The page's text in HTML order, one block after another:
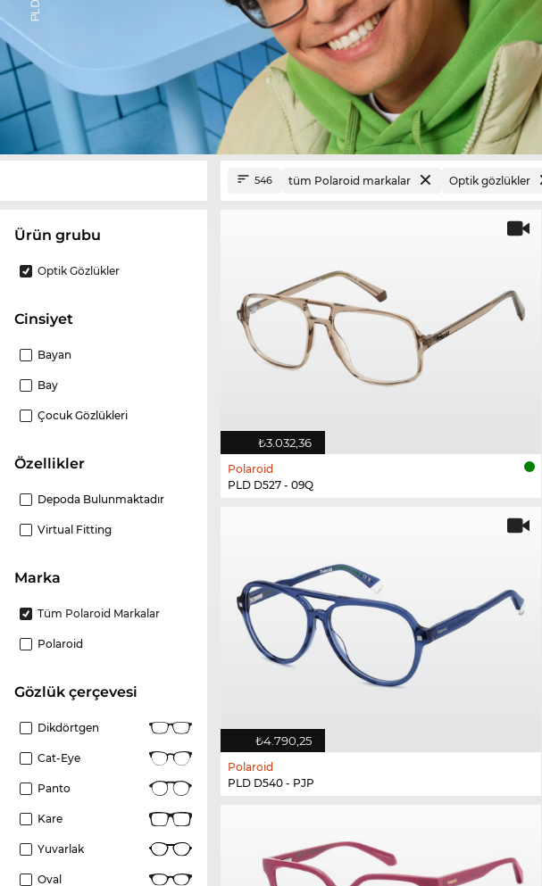
ürün grubu
Optik Gözlükler
Cinsiyet
Bayan
Bay
Çocuk Gözlükleri
Özellikler
Depoda Bulunmaktadır
Virtual Fitting
Marka
Tüm Polaroid Markalar
Polaroid
gözlük çerçevesi
Dikdörtgen
Cat-Eye
Panto
Kare
Yuvarlak
Oval
546 tüm Polaroid markalar Optik gözlükler
₺3.032,36
Polaroid
PLD D527 - 09Q
₺4.790,25
Polaroid
PLD D540 - PJP